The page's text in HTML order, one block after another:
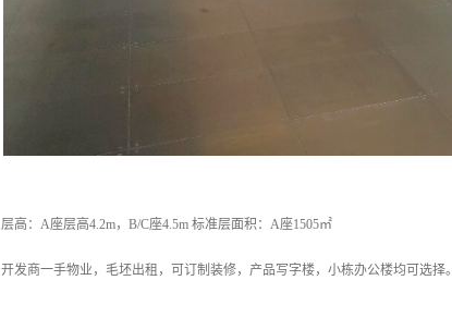
层高：A座层高4.2m，B/C座4.5m 标准层面积：A座1505㎡
开发商一手物业，毛坯出租，可订制装修，产品写字楼，小栋办公楼均可选择。